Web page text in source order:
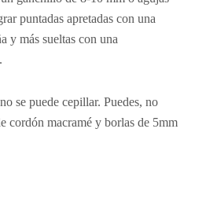
puntadas apretadas con una
y más sueltas con una
se puede cepillar. Puedes, no
cordón macramé y borlas de 5mm